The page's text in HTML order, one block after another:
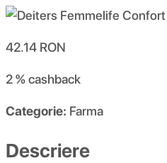
42.14 RON
2 %cashback
Categorie: Farma
Descriere